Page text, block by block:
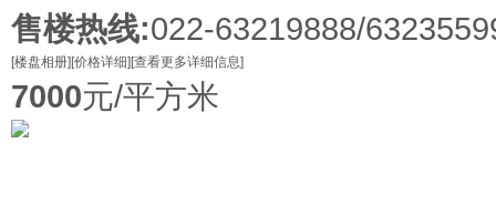
售楼热线:022-63219888/
[楼盘相册] [价格详细] [查看更多详细信息]
7000元/平方米